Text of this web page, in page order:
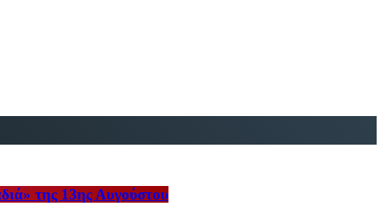
της 13ης Αυγούστου